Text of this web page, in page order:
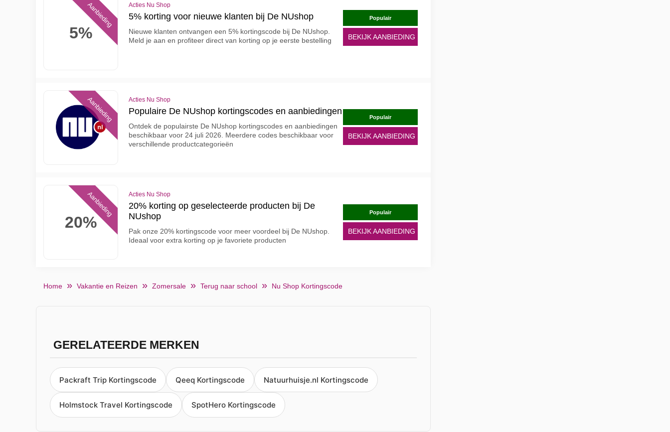
5%
Aanbieding Acties Nu Shop
5% korting voor nieuwe klanten bij De NUshop
Nieuwe klanten ontvangen een 5% kortingscode bij De NUshop.
Meld je aan en profiteer direct van korting op je eerste bestelling
Populair
BEKIJK AANBIEDING
Aanbieding Acties Nu Shop
Populaire De NUshop kortingscodes en aanbiedingen
Ontdek de populairste De NUshop kortingscodes en aanbiedingen
beschikbaar voor 24 juli 2026. Meerdere codes beschikbaar voor
verschillende productcategorieën
Populair
BEKIJK AANBIEDING
20%
Aanbieding Acties Nu Shop
20% korting op geselecteerde producten bij De
NUshop
Pak onze 20% kortingscode voor meer voordeel bij De NUshop.
Ideaal voor extra korting op je favoriete producten
Populair
BEKIJK AANBIEDING
Home Vakantie en Reizen Zomersale Terug naar school Nu Shop Kortingscode
GERELATEERDE MERKEN
Packraft Trip Kortingscode Qeeq Kortingscode Natuurhuisje.nl Kortingscode
Holmstock Travel Kortingscode SpotHero Kortingscode